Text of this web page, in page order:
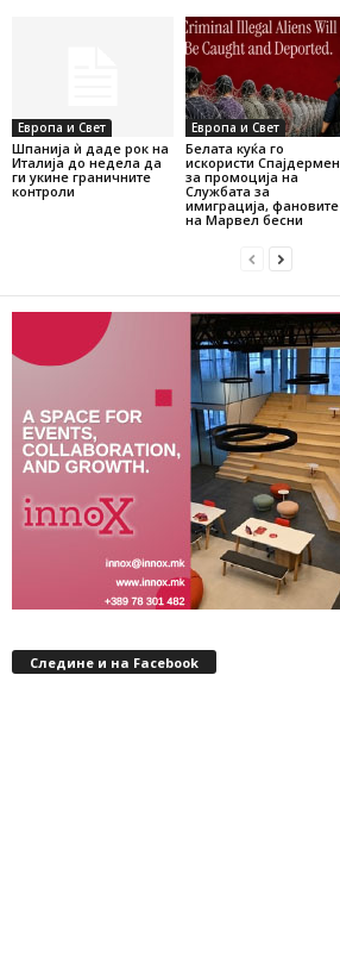
Европа и Свет
Шпанија ѝ даде рок на
Италија до недела да
ги укине граничните
контроли
Европа и Свет
Белата куќа го
искористи Спајдермен
за промоција на
Службата за
имиграција, фановите
на Марвел бесни
Следине и на Facebook